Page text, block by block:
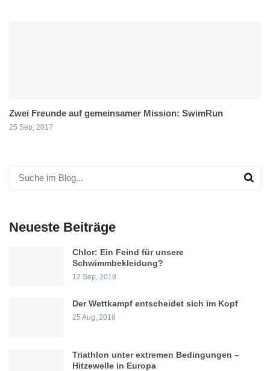
Zwei Freunde auf gemeinsamer Mission: SwimRun
25 Sep, 2017
Neueste Beiträge
Chlor: Ein Feind für unsere
Schwimmbekleidung?
12 Sep, 2018
Der Wettkampf entscheidet sich im Kopf
25 Aug, 2018
Triathlon unter extremen Bedingungen –
Hitzewelle in Europa